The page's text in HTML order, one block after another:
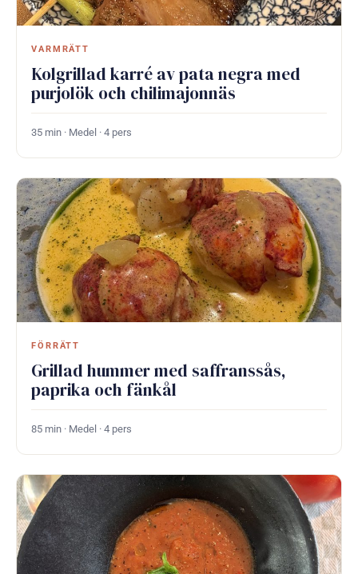
VARMRÄTT
Kolgrillad karré av pata negra med
purjolök och chilimajonnäs
35 min · Medel · 4 pers
FÖRRÄTT
Grillad hummer med saffranssås,
paprika och fänkål
85 min · Medel · 4 pers